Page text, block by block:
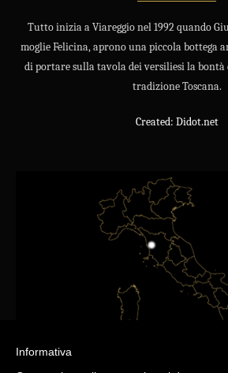
Tutto inizia a Viareggio nel 1992 quando
moglie Felicina, aprono una piccola bottega
di portare sulla tavola dei versiliesi la bontà
tradizione Toscana.
Created: Didot.net
Informativa